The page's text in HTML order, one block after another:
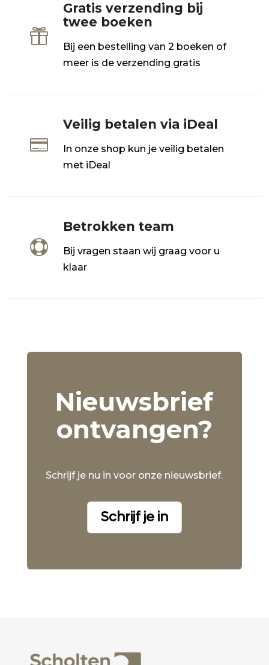

Gratis verzending bij
twee boeken
Bij een bestelling van 2 boeken of
meer is de verzending gratis

Veilig betalen via iDeal
In onze shop kun je veilig betalen
met iDeal

Betrokken team
Bij vragen staan wij graag voor u
klaar
Nieuwsbrief
ontvangen?
Schrijf je nu in voor onze nieuwsbrief.
Schrijf je in